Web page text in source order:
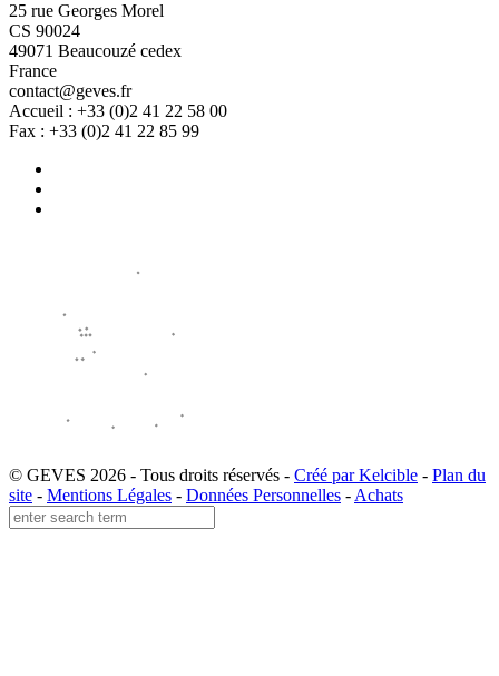
25 rue Georges Morel
CS 90024
49071 Beaucouzé cedex
France
contact@geves.fr
Accueil : +33 (0)2 41 22 58 00
Fax : +33 (0)2 41 22 85 99
© GEVES 2026 - Tous droits réservés - Créé par Kelcible - Plan du
site - Mentions Légales - Données Personnelles - Achats